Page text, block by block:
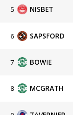
5 NISBET
6 SAPSFORD
7 BOWIE
8 MCGRATH